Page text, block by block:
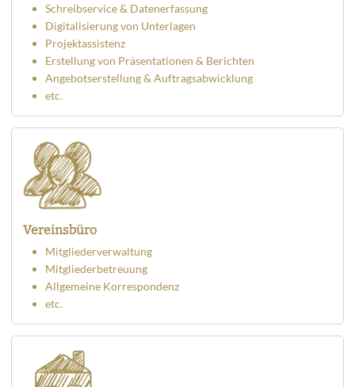
Schreibservice & Datenerfassung
Digitalisierung von Unterlagen
Projektassistenz
Erstellung von Präsentationen & Berichten
Angebotserstellung & Auftragsabwicklung
etc.
Vereinsbüro
Mitgliederverwaltung
Mitgliederbetreuung
Allgemeine Korrespondenz
etc.